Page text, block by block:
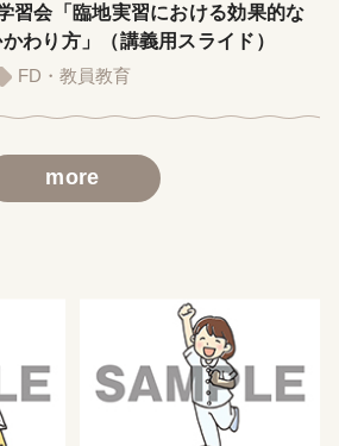
習会「臨地実習における効果的な
わり方」（講義用スライド）
FD・教員教育
more